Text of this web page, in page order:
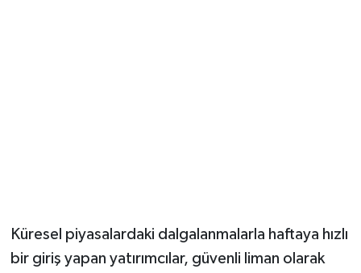
Küresel piyasalardaki dalgalanmalarla haftaya hızlı
bir giriş yapan yatırımcılar, güvenli liman olarak